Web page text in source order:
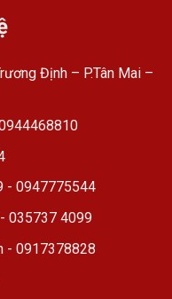
Định – P.Tân Mai –
- 0947775544
035737 4099
- 0917378828